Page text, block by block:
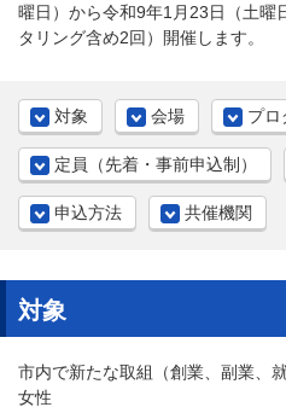
曜日）から令和9年1月23日（土曜
タリング含め2回）開催します。
対象 会場 プロ
定員（先着・事前申込制）
申込方法 共催機関
対象
市内で新たな取組（創業、副業、
女性